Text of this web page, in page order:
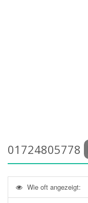
01724805778
Wie oft angezeigt: